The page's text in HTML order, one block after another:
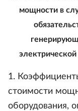
мощности в
электрической
1.
стоимости
оборудования,